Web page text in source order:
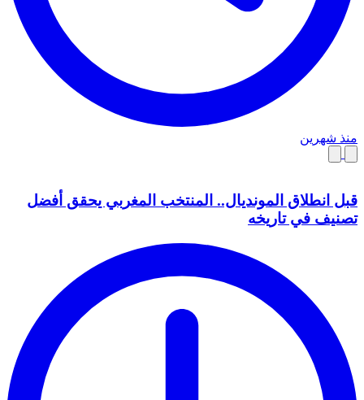
منذ شهرين
قبل انطلاق المونديال.. المنتخب المغربي يحقق أفضل
تصنيف في تاريخه